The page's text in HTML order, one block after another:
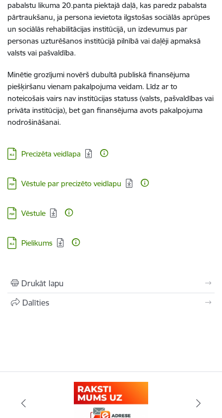
pabalstu likuma 20.panta piektajā daļā, kas paredz pabalsta
pārtraukšanu, ja persona ievietota ilgstošas sociālās aprūpes
un sociālās rehabilitācijas institūcijā, un izdevumus par
personas uzturēšanos institūcijā pilnībā vai daļēji apmaksā
valsts vai pašvaldība.
Minētie grozījumi novērš dubultā publiskā finansējuma
piešķiršanu vienam pakalpojuma veidam. Līdz ar to
noteicošais vairs nav institūcijas statuss (valsts, pašvaldības vai
privāta institūcija), bet gan finansējuma avots pakalpojuma
nodrošināšanai.
Lejupielādēt:
Precizēta veidlapa
Lejupielādēt:
Vēstule par precizēto veidlapu
Lejupielādēt:
Vēstule
Lejupielādēt:
Pielikums
Drukāt lapu
Dalīties